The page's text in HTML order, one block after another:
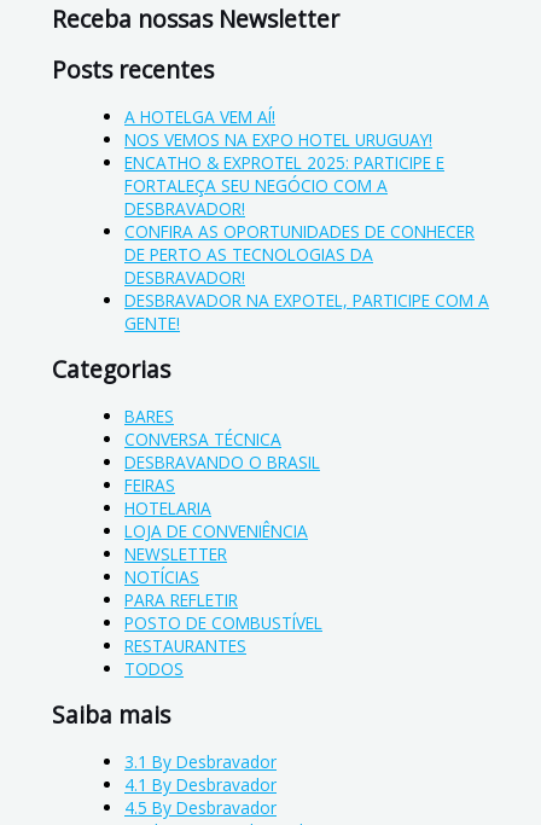
Receba nossas Newsletter
Posts recentes
A HOTELGA VEM AÍ!
NOS VEMOS NA EXPO HOTEL URUGUAY!
ENCATHO & EXPROTEL 2025: PARTICIPE E
FORTALEÇA SEU NEGÓCIO COM A
DESBRAVADOR!
CONFIRA AS OPORTUNIDADES DE CONHECER
DE PERTO AS TECNOLOGIAS DA
DESBRAVADOR!
DESBRAVADOR NA EXPOTEL, PARTICIPE COM A
GENTE!
Categorias
BARES
CONVERSA TÉCNICA
DESBRAVANDO O BRASIL
FEIRAS
HOTELARIA
LOJA DE CONVENIÊNCIA
NEWSLETTER
NOTÍCIAS
PARA REFLETIR
POSTO DE COMBUSTÍVEL
RESTAURANTES
TODOS
Saiba mais
3.1 By Desbravador
4.1 By Desbravador
4.5 By Desbravador